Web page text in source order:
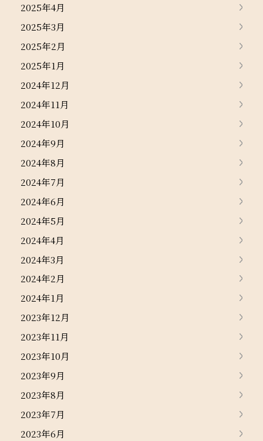
2025年4月
2025年3月
2025年2月
2025年1月
2024年12月
2024年11月
2024年10月
2024年9月
2024年8月
2024年7月
2024年6月
2024年5月
2024年4月
2024年3月
2024年2月
2024年1月
2023年12月
2023年11月
2023年10月
2023年9月
2023年8月
2023年7月
2023年6月